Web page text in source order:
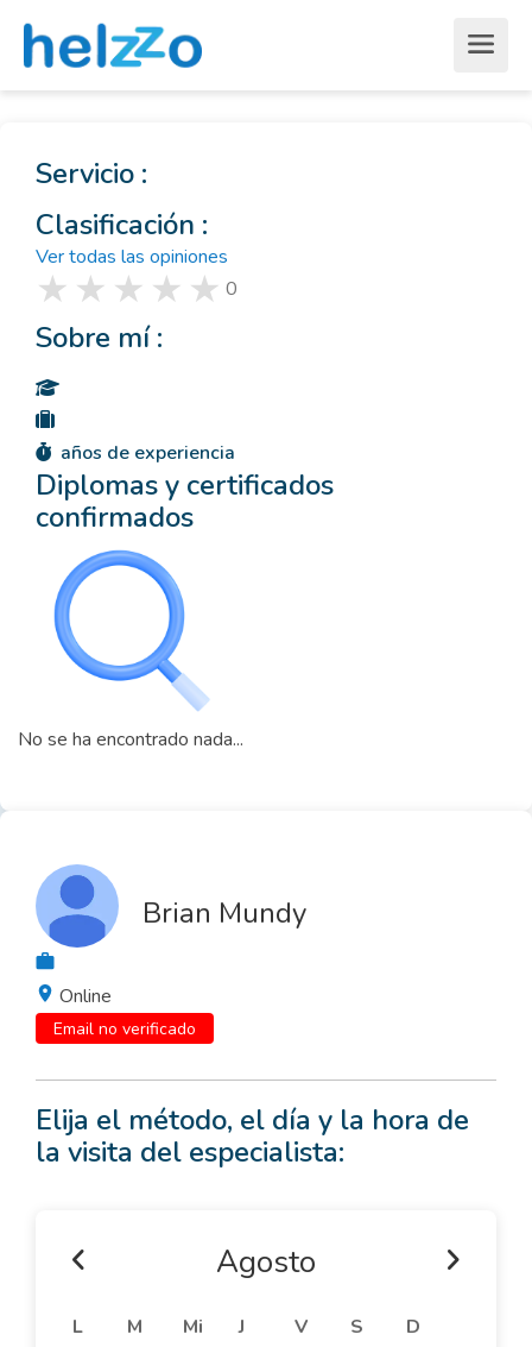
Servicio :
Clasificación :
Ver todas las opiniones
0
Sobre mí :
años de experiencia
Diplomas y certificados
confirmados
No se ha encontrado nada...
Brian Mundy
Online
Email no verificado
Elija el método, el día y la hora de
la visita del especialista:
Agosto
L M Mi J V S
D